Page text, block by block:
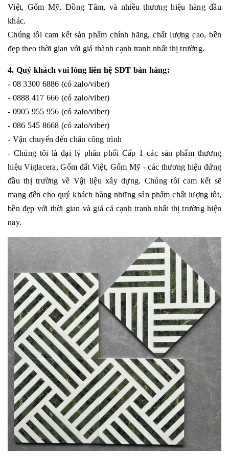
Việt, Gốm Mỹ, Đồng Tâm, và nhiều thương hiệu hàng đầu
khác.
Chúng tôi cam kết sản phẩm chính hãng, chất lượng cao, bền
đẹp theo thời gian với giá thành cạnh tranh nhất thị trường.
4. Quý khách vui lòng liên hệ SĐT bán hàng:
- 08 3300 6886 (có zalo/viber)
- 0888 417 666 (có zalo/viber)
- 0905 955 956 (có zalo/viber)
- 086 545 8668 (có zalo/viber)
- Vận chuyển đến chân công trình
- Chúng tôi là đại lý phân phối Cấp 1 các sản phẩm thương
hiệu Viglacera, Gốm đất Việt, Gốm Mỹ - các thương hiệu đứng
đầu thị trường về Vật liệu xây dựng. Chúng tôi cam kết sẽ
mang đến cho quý khách hàng những sản phẩm chất lượng tốt,
bền đẹp với thời gian và giá cả cạnh tranh nhất thị trường hiện
nay.